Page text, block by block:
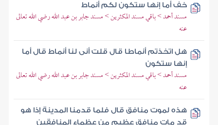
خف أما إنها ستكون لكم أنماط
مسند أحمد > باقي مسند المكثرين > مسند جابر بن عبد الله رضي الله تعالى
عنه
هل اتخذتم أنماطا قال قلت أنى لنا أنماط قال أما
إنها ستكون
مسند أحمد > باقي مسند المكثرين > مسند جابر بن عبد الله رضي الله تعالى
عنه
هذه لموت منافق قال فلما قدمنا المدينة إذا هو
قد مات منافق عظيم من عظماء المنافقين